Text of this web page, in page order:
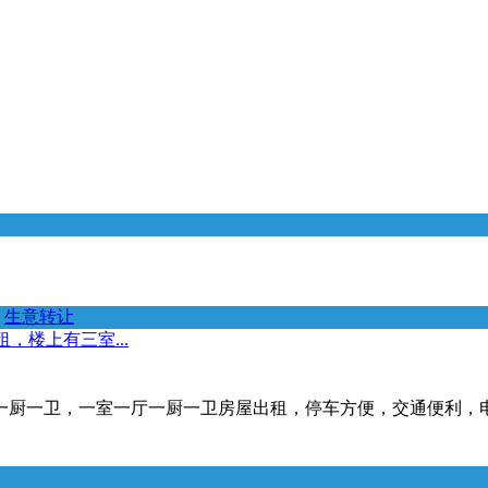
生意转让
，楼上有三室...
一卫，一室一厅一厨一卫房屋出租，停车方便，交通便利